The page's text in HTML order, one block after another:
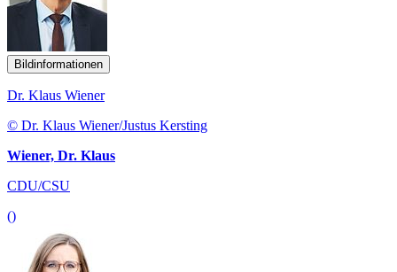
Bildinformationen
Dr. Klaus Wiener
© Dr. Klaus Wiener/Justus Kersting
Wiener, Dr. Klaus
CDU/CSU
()